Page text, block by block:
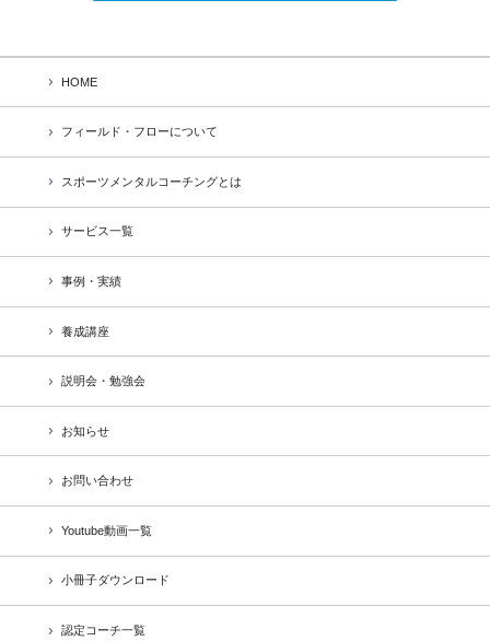
HOME
フィールド・フローについて
スポーツメンタルコーチングとは
サービス一覧
事例・実績
養成講座
説明会・勉強会
お知らせ
お問い合わせ
Youtube動画一覧
小冊子ダウンロード
認定コーチ一覧